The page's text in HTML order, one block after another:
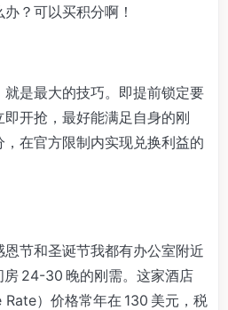
？可以买积分啊！
是最大的技巧。即提前锁定要
开抢，最好能满足自身的刚
在官方限制内实现兑换利益的
节和圣诞节我都有办公室附近
24-30 晚的刚需。这家酒店
）价格常年在 130 美元，税